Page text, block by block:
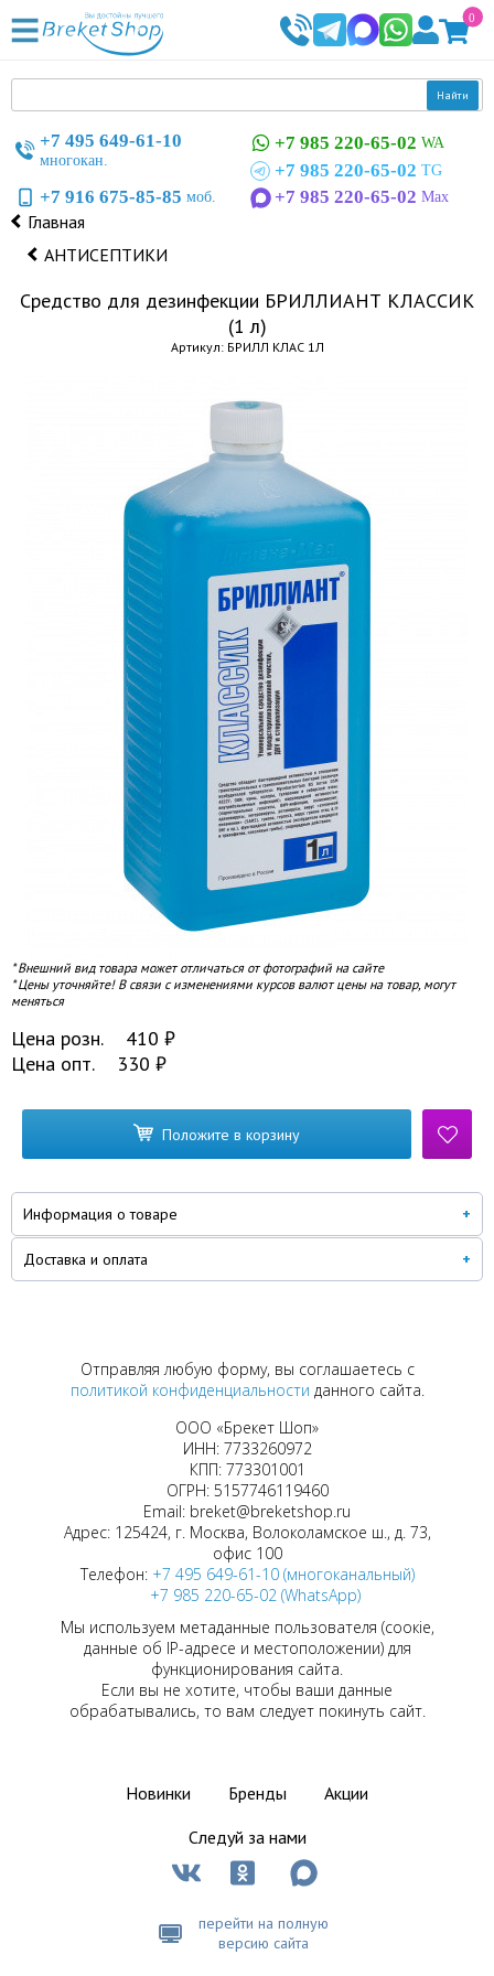
0
Найти
+7 495 649-61-10
многокан.
+7 916 675-85-85 моб.
+7 985 220-65-02 WA
+7 985 220-65-02 TG
+7 985 220-65-02 Max
Главная
АНТИСЕПТИКИ
Средство для дезинфекции БРИЛЛИАНТ КЛАССИК
(1 л)
Артикул: БРИЛЛ КЛАС 1Л
* Внешний вид товара может отличаться от фотографий на сайте
* Цены уточняйте! В связи с изменениями курсов валют цены на товар, могут
меняться
Цена розн. 410 ₽
Цена опт.
330 ₽
Положите в корзину
Информация о товаре
Доставка и оплата
Отправляя любую форму, вы соглашаетесь с
политикой конфиденциальности данного сайта.
ООО «Брекет Шоп»
ИНН: 7733260972
КПП: 773301001
ОГРН: 5157746119460
Email: breket@breketshop.ru
Адрес: 125424, г. Москва, Волоколамское ш., д. 73,
офис 100
Телефон: +7 495 649-61-10 (многоканальный)
+7 985 220-65-02 (WhatsApp)
Мы используем метаданные пользователя (соокіе,
данные об IP-адресе и местоположении) для
функционирования сайта.
Если вы не хотите, чтобы ваши данные
обрабатывались, то вам следует покинуть сайт.
Новинки Бренды
Акции
Следуй за нами
перейти на полную
версию сайта